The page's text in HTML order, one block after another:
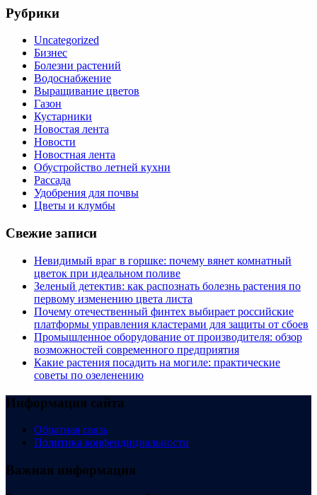
Рубрики
Uncategorized
Бизнес
Болезни растений
Водоснабжение
Выращивание цветов
Газон
Кустарники
Новостая лента
Новости
Новостная лента
Обустройство летней кухни
Рассада
Удобрения для почвы
Цветы и клумбы
Свежие записи
Невидимый враг в горшке: почему вянет комнатный
цветок при идеальном поливе
Зеленый детектив: как распознать болезнь растения по
первому изменению цвета листа
Почему отечественный финтех выбирает российские
платформы управления кластерами для защиты от сбоев
Промышленное оборудование от производителя: обзор
возможностей современного предприятия
Какие растения посадить на могиле: практические
советы по озеленению
Информация сайта
Обратная связь
Политика конфендициальности
Важная информация